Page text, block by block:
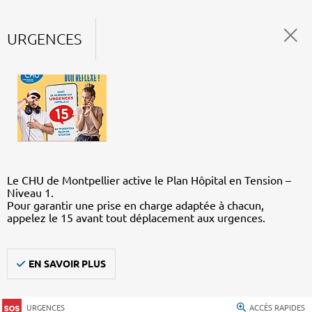
URGENCES
Le CHU de Montpellier active le Plan Hôpital en Tension –
Niveau 1.
Pour garantir une prise en charge adaptée à chacun,
appelez le 15 avant tout déplacement aux urgences.
EN SAVOIR PLUS
URGENCES ACCÈS RAPIDES